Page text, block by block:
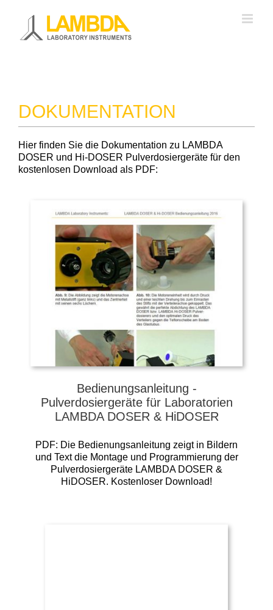
springen
DOKUMENTATION
Hier finden Sie die Dokumentation zu LAMBDA
DOSER und Hi-DOSER Pulverdosiergeräte für den
kostenlosen Download als PDF:
Bedienungsanleitung -
Pulverdosiergeräte für Laboratorien
LAMBDA DOSER & HiDOSER
PDF: Die Bedienungsanleitung zeigt in Bildern
und Text die Montage und Programmierung der
Pulverdosiergeräte LAMBDA DOSER &
HiDOSER. Kostenloser Download!